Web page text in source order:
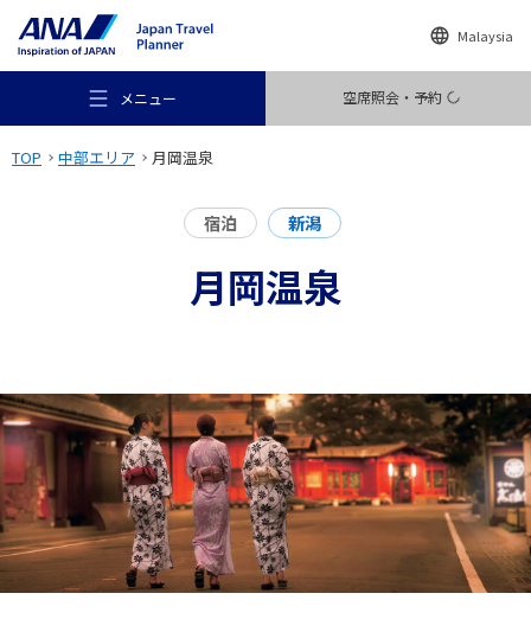
Malaysia
メニュー 空席照会・予約
行き先
旅のお役立ち情報
TOP 中部エリア 月岡温泉
宿泊 新潟
月岡温泉